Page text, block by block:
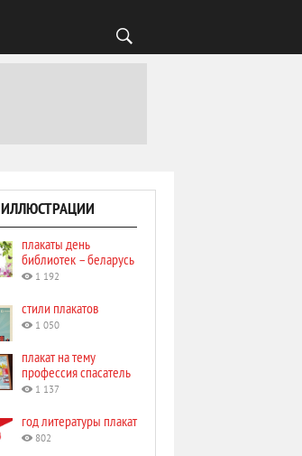
ИЛЛЮСТРАЦИИ
плакаты день
библиотек – беларусь
1 192
стили плакатов
1 050
плакат на тему
профессия спасатель
1 137
год литературы плакат
802